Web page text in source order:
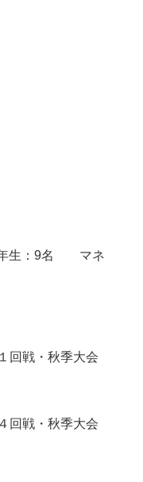
生：9名 マネ
回戦・秋季大会
回戦・秋季大会